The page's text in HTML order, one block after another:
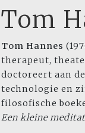
Tom
Tom Hannes
therapeut,
doctoreert aan
technologie en
filosofische
Een kleine